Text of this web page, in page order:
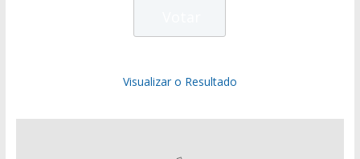
Visualizar o Resultado